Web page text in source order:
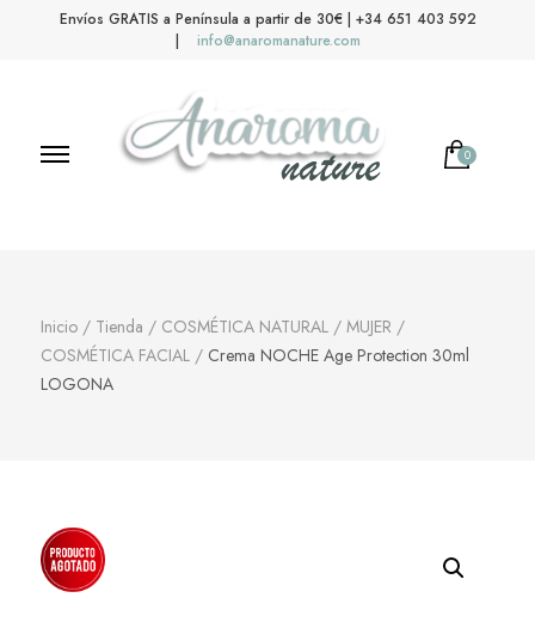
Envíos GRATIS a Península a partir de 30€ | +34 651 403 592
|
info@anaromanature.com
0
Inicio / Tienda / COSMÉTICA NATURAL / MUJER /
COSMÉTICA FACIAL / Crema NOCHE Age Protection 30ml
LOGONA